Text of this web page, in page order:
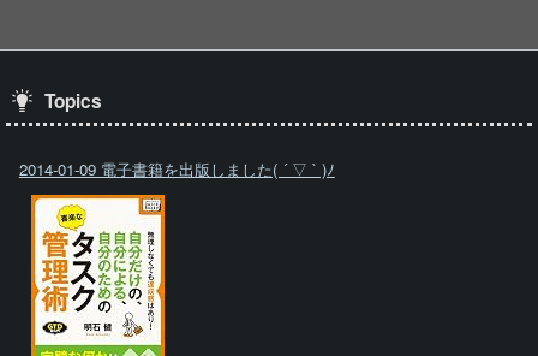
Topics
2014-01-09 電子書籍を出版しました( ´ ▽ ` )ﾉ